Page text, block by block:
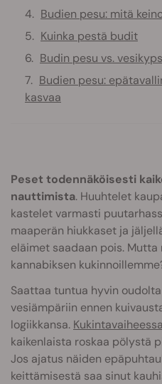
Budien pesu: mitä
Kuinka pestä budit
Budin pesu vs.
Budien pesu:
kasvaa
Peset todennäköisesti
nauttimista. Huuhtelet
kastelet varmasti
maaperän hiukkaset ja
eläimet saadaan pois.
kannabiksen
Saattaa tuntua hyvin
vesiämpäriin ennen
logiikkansa. Kukintavaiheessa
kaikenlaista roskaa pölystä
Jos ajatus näiden
keittämisestä saa sinut